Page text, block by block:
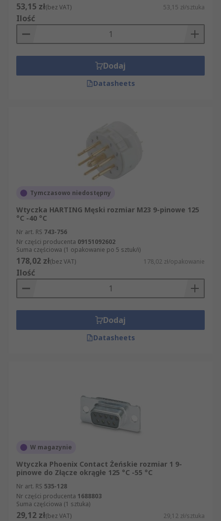
53,15 zł(bez VAT) 53,15 zł/sztuka
Ilość
Dodaj
Datasheets
Tymczasowo niedostępny
Wtyczka HARTING Męski rozmiar M23 9-pinowe 125
°C -40 °C
Nr art. RS 743-756
Nr części producenta 09151092602
Suma częściowa (1 opakowanie po 5 sztuk/i)
178,02 zł(bez VAT) 178,02 zł/opakowanie
Ilość
Dodaj
Datasheets
W magazynie
Wtyczka Phoenix Contact Żeńskie rozmiar 1 9-
pinowe do Złącze okrągłe 125 °C -55 °C
Nr art. RS 535-128
Nr części producenta 1688803
Suma częściowa (1 sztuka)
29,12 zł(bez VAT) 29,12 zł/sztuka